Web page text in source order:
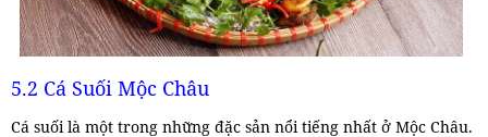
5.2 Cá Suối Mộc Châu
Cá suối là một trong những đặc sản nổi tiếng nhất ở Mộc Châu.